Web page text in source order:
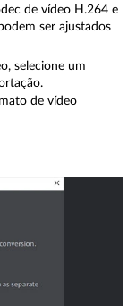
de vídeo H.264 e
ser ajustados
selecione um
de vídeo